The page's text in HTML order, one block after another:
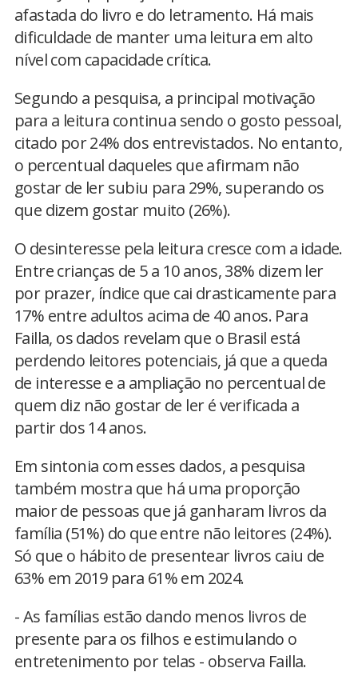
afastada do livro e do letramento. Há mais
dificuldade de manter uma leitura em alto
nível com capacidade crítica.
Segundo a pesquisa, a principal motivação
para a leitura continua sendo o gosto pessoal,
citado por 24% dos entrevistados. No entanto,
o percentual daqueles que afirmam não
gostar de ler subiu para 29%, superando os
que dizem gostar muito (26%).
O desinteresse pela leitura cresce com a idade.
Entre crianças de 5 a 10 anos, 38% dizem ler
por prazer, índice que cai drasticamente para
17% entre adultos acima de 40 anos. Para
Failla, os dados revelam que o Brasil está
perdendo leitores potenciais, já que a queda
de interesse e a ampliação no percentual de
quem diz não gostar de ler é verificada a
partir dos 14 anos.
Em sintonia com esses dados, a pesquisa
também mostra que há uma proporção
maior de pessoas que já ganharam livros da
família (51%) do que entre não leitores (24%).
Só que o hábito de presentear livros caiu de
63% em 2019 para 61% em 2024.
- As famílias estão dando menos livros de
presente para os filhos e estimulando o
entretenimento por telas - observa Failla.